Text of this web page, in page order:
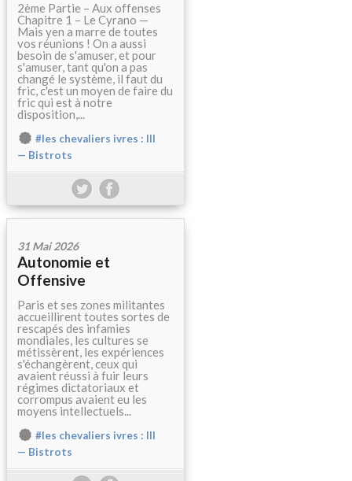
2ème Partie – Aux offenses
Chapitre 1 – Le Cyrano —
Mais yen a marre de toutes
vos réunions ! On a aussi
besoin de s'amuser, et pour
s'amuser, tant qu'on a pas
changé le système, il faut du
fric, c'est un moyen de faire du
fric qui est à notre
disposition,...
#les chevaliers ivres : III
— Bistrots
31 Mai 2026
Autonomie et
Offensive
Paris et ses zones militantes
accueillirent toutes sortes de
rescapés des infamies
mondiales, les cultures se
métissèrent, les expériences
s'échangèrent, ceux qui
avaient réussi à fuir leurs
régimes dictatoriaux et
corrompus avaient eu les
moyens intellectuels...
#les chevaliers ivres : III
— Bistrots